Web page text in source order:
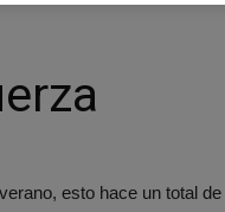
esto hace un total de